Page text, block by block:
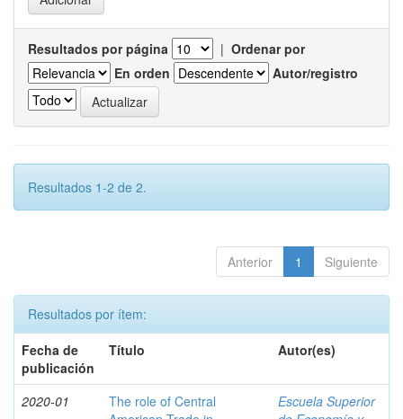
Resultados por página | Ordenar por
En orden
Autor/registro
Resultados 1-2 de 2.
Anterior 1 Siguiente
Resultados por ítem:
Fecha de
publicación
Título Autor(es)
2020-01
The role of Central
Escuela Superior